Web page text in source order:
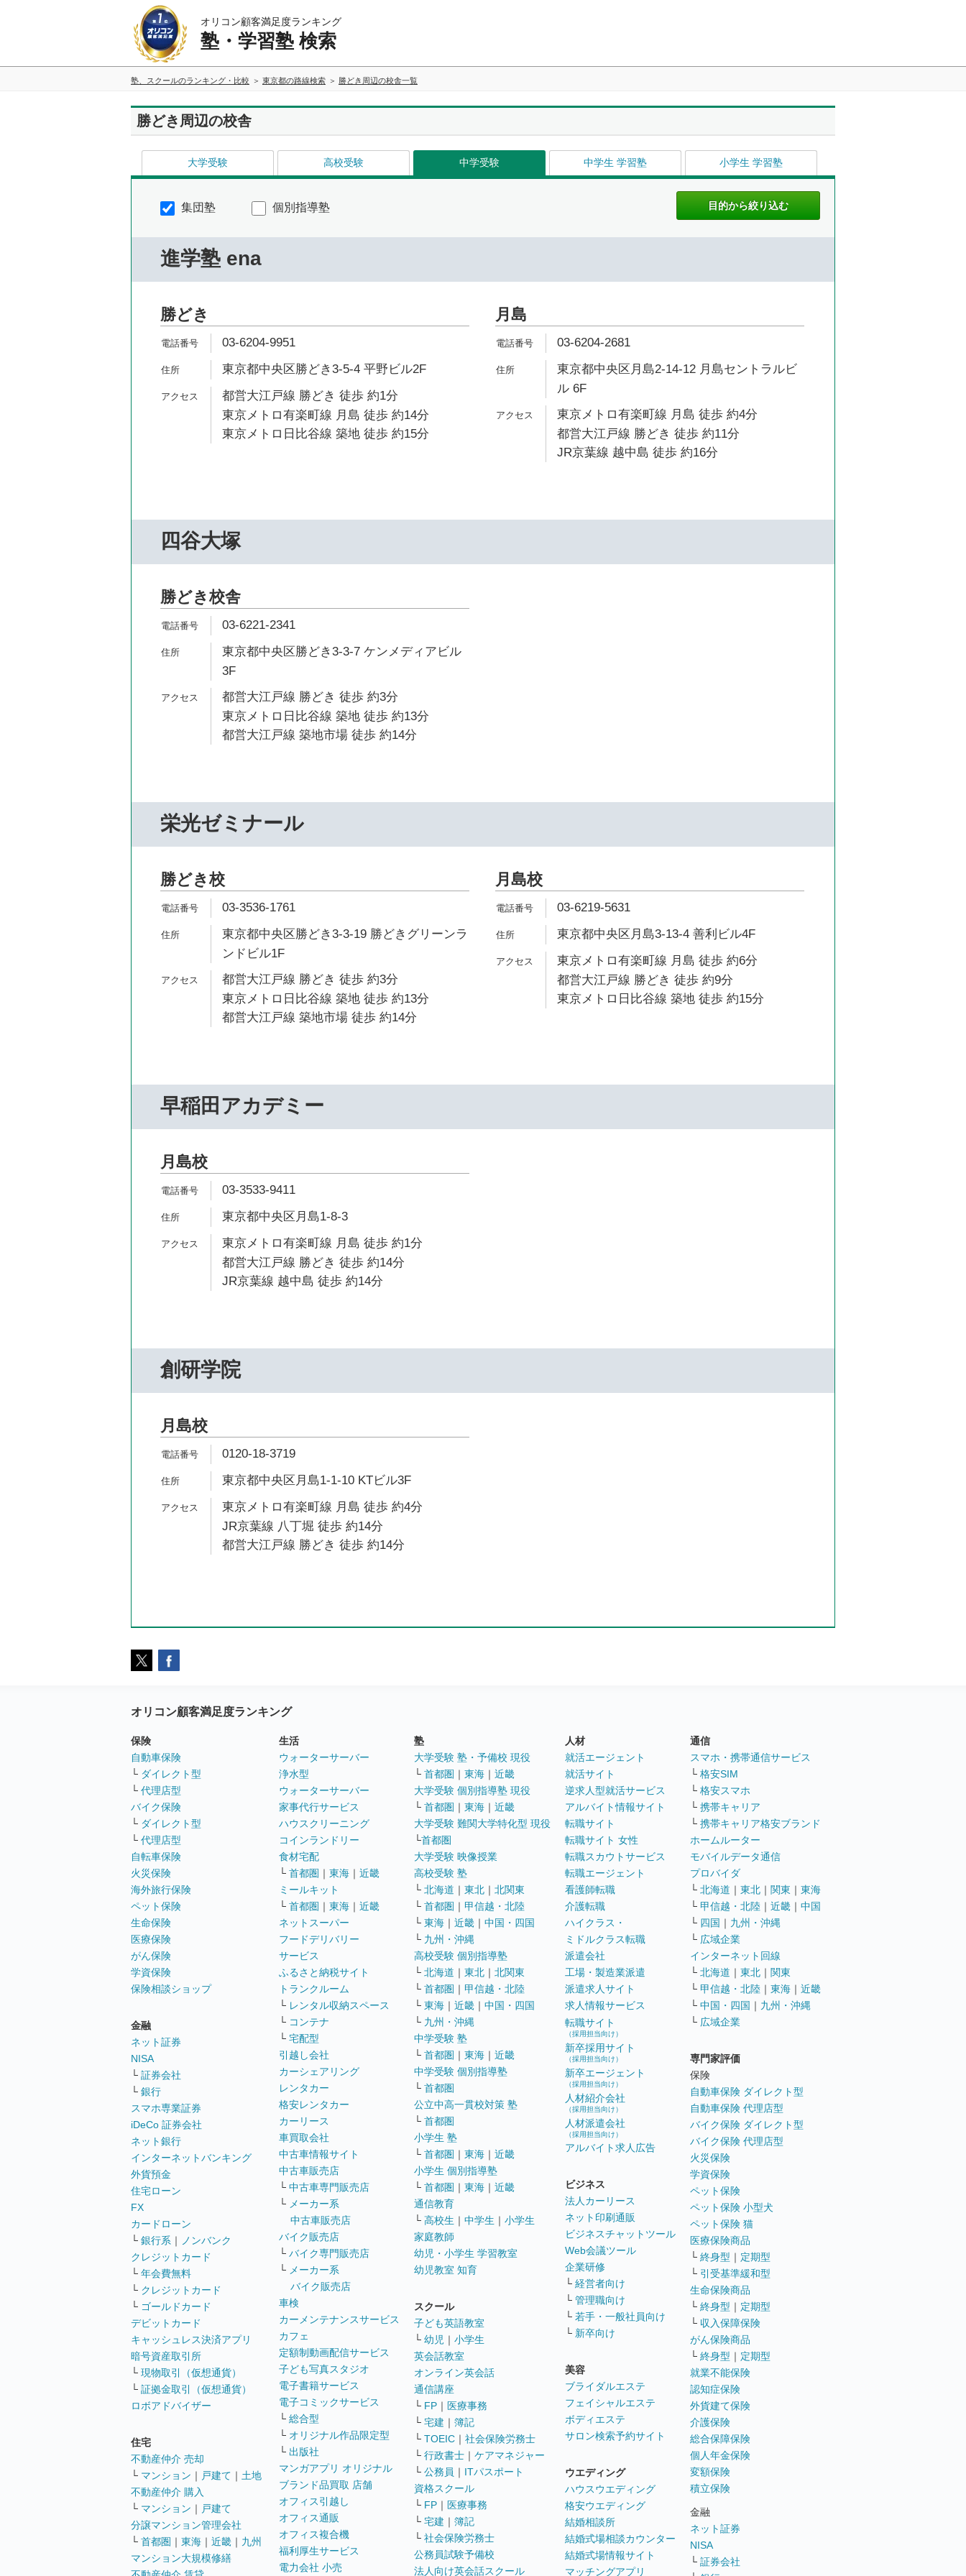
オリコン顧客満足度ランキング
塾・学習塾 検索
塾、スクールのランキング・比較 東京都の路線検索 勝どき周辺の校舎一覧
勝どき周辺の校舎
大学受験 高校受験 中学受験 中学生 学習塾 小学生 学習塾
集団塾 個別指導塾
進学塾 ena
勝どき
03-6204-9951
東京都中央区勝どき3-5-4 平野ビル2F
都営大江戸線 勝どき 徒歩 約1分
東京メトロ有楽町線 月島 徒歩 約14分
東京メトロ日比谷線 築地 徒歩 約15分
月島
03-6204-2681
東京都中央区月島2-14-12 月島セントラルビ
ル 6F
東京メトロ有楽町線 月島 徒歩 約4分
都営大江戸線 勝どき 徒歩 約11分
JR京葉線 越中島 徒歩 約16分
四谷大塚
勝どき校舎
03-6221-2341
東京都中央区勝どき3-3-7 ケンメディアビル
3F
都営大江戸線 勝どき 徒歩 約3分
東京メトロ日比谷線 築地 徒歩 約13分
都営大江戸線 築地市場 徒歩 約14分
栄光ゼミナール
勝どき校
03-3536-1761
東京都中央区勝どき3-3-19 勝どきグリーンラ
ンドビル1F
都営大江戸線 勝どき 徒歩 約3分
東京メトロ日比谷線 築地 徒歩 約13分
都営大江戸線 築地市場 徒歩 約14分
月島校
03-6219-5631
東京都中央区月島3-13-4 善利ビル4F
東京メトロ有楽町線 月島 徒歩 約6分
都営大江戸線 勝どき 徒歩 約9分
東京メトロ日比谷線 築地 徒歩 約15分
早稲田アカデミー
月島校
03-3533-9411
東京都中央区月島1-8-3
東京メトロ有楽町線 月島 徒歩 約1分
都営大江戸線 勝どき 徒歩 約14分
JR京葉線 越中島 徒歩 約14分
創研学院
月島校
0120-18-3719
東京都中央区月島1-1-10 KTビル3F
東京メトロ有楽町線 月島 徒歩 約4分
JR京葉線 八丁堀 徒歩 約14分
都営大江戸線 勝どき 徒歩 約14分
オリコン顧客満足度ランキング
保険
自動車保険
└ ダイレクト型
└ 代理店型
バイク保険
└ ダイレクト型
└ 代理店型
自転車保険
火災保険
海外旅行保険
ペット保険
生命保険
医療保険
がん保険
学資保険
保険相談ショップ
金融
ネット証券
NISA
└ 証券会社
└ 銀行
スマホ専業証券
iDeCo 証券会社
ネット銀行
インターネットバンキング
外貨預金
住宅ローン
FX
カードローン
└ 銀行系 ｜
ノンバンク
クレジットカード
└ 年会費無料
└ クレジットカード
└ ゴールドカード
デビットカード
キャッシュレス決済アプリ
暗号資産取引所
└ 現物取引（仮想通貨）
└ 証拠金取引（仮想通貨）
ロボアドバイザー
住宅
不動産仲介 売却
└ マンション ｜ 戸建て ｜ 土地
不動産仲介 購入
└ マンション ｜ 戸建て
分譲マンション管理会社
└ 首都圏 ｜ 東海 ｜ 近畿 ｜ 九州
マンション大規模修繕
生活
ウォーターサーバー
浄水型
ウォーターサーバー
家事代行サービス
ハウスクリーニング
コインランドリー
食材宅配
└ 首都圏 ｜ 東海 ｜ 近畿
ミールキット
└ 首都圏 ｜ 東海 ｜ 近畿
ネットスーパー
フードデリバリー
サービス
ふるさと納税サイト
トランクルーム
└ レンタル収納スペース
└ コンテナ
└ 宅配型
引越し会社
カーシェアリング
レンタカー
格安レンタカー
カーリース
車買取会社
中古車情報サイト
中古車販売店
└ 中古車専門販売店
└ メーカー系
中古車販売店
バイク販売店
└ バイク専門販売店
└ メーカー系
バイク販売店
車検
カーメンテナンスサービス
カフェ
定額制動画配信サービス
子ども写真スタジオ
電子書籍サービス
電子コミックサービス
└ 総合型
└ オリジナル作品限定型
└ 出版社
マンガアプリ オリジナル
ブランド品買取 店舗
オフィス引越し
オフィス通販
オフィス複合機
福利厚生サービス
電力会社 小売
塾
大学受験 塾・予備校 現役
└ 首都圏 ｜ 東海 ｜ 近畿
大学受験 個別指導塾 現役
└ 首都圏 ｜ 東海 ｜ 近畿
大学受験 難関大学特化型 現役
└首都圏
大学受験 映像授業
高校受験 塾
└ 北海道 ｜ 東北 ｜ 北関東
└ 首都圏 ｜ 甲信越・北陸
└ 東海 ｜ 近畿 ｜ 中国・四国
└ 九州・沖縄
高校受験 個別指導塾
└ 北海道 ｜ 東北 ｜ 北関東
└ 首都圏 ｜ 甲信越・北陸
└ 東海 ｜ 近畿 ｜ 中国・四国
└ 九州・沖縄
中学受験 塾
└ 首都圏 ｜ 東海 ｜ 近畿
中学受験 個別指導塾
└ 首都圏
公立中高一貫校対策 塾
└ 首都圏
小学生 塾
└ 首都圏 ｜ 東海 ｜ 近畿
小学生 個別指導塾
└ 首都圏 ｜ 東海 ｜ 近畿
通信教育
└ 高校生 ｜ 中学生 ｜ 小学生
家庭教師
幼児・小学生 学習教室
幼児教室 知育
スクール
子ども英語教室
└ 幼児 ｜ 小学生
英会話教室
オンライン英会話
通信講座
└ FP ｜ 医療事務
└ 宅建 ｜ 簿記
└ TOEIC ｜ 社会保険労務士
└ 行政書士 ｜ ケアマネジャー
└ 公務員 ｜ ITパスポート
資格スクール
└ FP ｜ 医療事務
└ 宅建 ｜ 簿記
└ 社会保険労務士
公務員試験予備校
法人向け英会話スクール
人材
就活エージェント
就活サイト
逆求人型就活サービス
アルバイト情報サイト
転職サイト
転職サイト 女性
転職スカウトサービス
転職エージェント
看護師転職
介護転職
ハイクラス・
ミドルクラス転職
派遣会社
工場・製造業派遣
派遣求人サイト
求人情報サービス
転職サイト
（採用担当向け）
新卒採用サイト
（採用担当向け）
新卒エージェント
（採用担当向け）
人材紹介会社
（採用担当向け）
人材派遣会社
（採用担当向け）
アルバイト求人広告
ビジネス
法人カーリース
ネット印刷通販
ビジネスチャットツール
Web会議ツール
企業研修
└ 経営者向け
└ 管理職向け
└ 若手・一般社員向け
└ 新卒向け
美容
ブライダルエステ
フェイシャルエステ
ボディエステ
サロン検索予約サイト
ウエディング
ハウスウエディング
格安ウエディング
結婚相談所
結婚式場相談カウンター
結婚式場情報サイト
マッチングアプリ
通信
スマホ・携帯通信サービス
└ 格安SIM
└ 格安スマホ
└ 携帯キャリア
└ 携帯キャリア格安ブランド
ホームルーター
モバイルデータ通信
プロバイダ
└ 北海道 ｜ 東北 ｜ 関東 ｜ 東海
└ 甲信越・北陸 ｜ 近畿 ｜ 中国
└ 四国 ｜ 九州・沖縄
└ 広域企業
インターネット回線
└ 北海道 ｜ 東北 ｜ 関東
└ 甲信越・北陸 ｜ 東海 ｜ 近畿
└ 中国・四国 ｜ 九州・沖縄
└ 広域企業
専門家評価
保険
自動車保険 ダイレクト型
自動車保険 代理店型
バイク保険 ダイレクト型
バイク保険 代理店型
火災保険
学資保険
ペット保険
ペット保険 小型犬
ペット保険 猫
医療保険商品
└ 終身型 ｜ 定期型
└ 引受基準緩和型
生命保険商品
└ 終身型 ｜ 定期型
└ 収入保障保険
がん保険商品
└ 終身型 ｜ 定期型
就業不能保険
認知症保険
外貨建て保険
介護保険
総合保障保険
個人年金保険
変額保険
積立保険
金融
ネット証券
NISA
└ 証券会社